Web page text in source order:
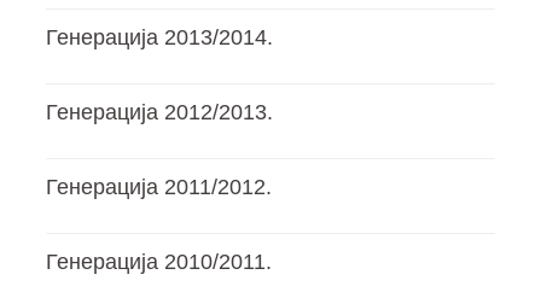
Генерација 2013/2014.
Генерација 2012/2013.
Генерација 2011/2012.
Генерација 2010/2011.